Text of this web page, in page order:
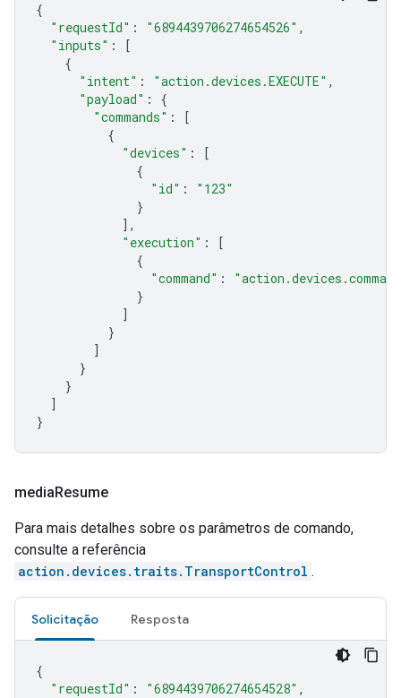
{
"requestId" : "6894439706274654526" ,
"inputs" :
[
{
"intent" : "action.devices.EXECUTE" ,
"payload" :
{
"commands" :
[
{
"devices" :
[
{
"id" :
"123"
}
],
"execution" :
[
{
"command" :
}
]
}
]
}
}
]
}
mediaResume
Para mais detalhes sobre os parâmetros de comando,
consulte a referência
action.devices.traits.TransportControl .
Solicitação Resposta
{
"requestId" : "6894439706274654528" ,